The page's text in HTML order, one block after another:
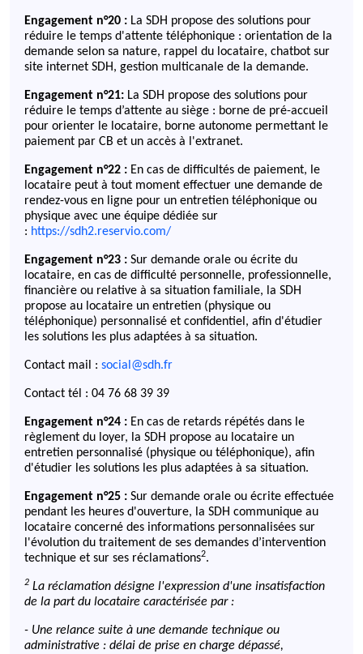
Engagement n°20 : La SDH propose des solutions pour
réduire le temps d'attente téléphonique : orientation de la
demande selon sa nature, rappel du locataire, chatbot sur
site internet SDH, gestion multicanale de la demande.
Engagement n°21: La SDH propose des solutions pour
réduire le temps d’attente au siège : borne de pré-accueil
pour orienter le locataire, borne autonome permettant le
paiement par CB et un accès à l'extranet.
Engagement n°22 : En cas de difficultés de paiement, le
locataire peut à tout moment effectuer une demande de
rendez-vous en ligne pour un entretien téléphonique ou
physique avec une équipe dédiée sur
: https://sdh2.reservio.com/
Engagement n°23 : Sur demande orale ou écrite du
locataire, en cas de difficulté personnelle, professionnelle,
financière ou relative à sa situation familiale, la SDH
propose au locataire un entretien (physique ou
téléphonique) personnalisé et confidentiel, afin d'étudier
les solutions les plus adaptées à sa situation.
Contact mail : social@sdh.fr
Contact tél : 04 76 68 39 39
Engagement n°24 : En cas de retards répétés dans le
règlement du loyer, la SDH propose au locataire un
entretien personnalisé (physique ou téléphonique), afin
d'étudier les solutions les plus adaptées à sa situation.
Engagement n°25 : Sur demande orale ou écrite effectuée
pendant les heures d'ouverture, la SDH communique au
locataire concerné des informations personnalisées sur
l'évolution du traitement de ses demandes d’intervention
technique et sur ses réclamations2.
2 La réclamation désigne l'expression d'une insatisfaction
de la part du locataire caractérisée par :
- Une relance suite à une demande technique ou
administrative : délai de prise en charge dépassé,